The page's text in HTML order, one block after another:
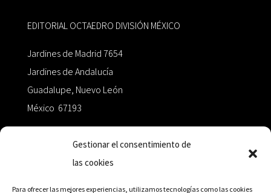
Gestionar el consentimiento de
las cookies
Para ofrecer las mejores experiencias, utilizamos tecnologías como las cookies
EDITORIAL OCTAEDRO DIVISIÓN MÉXICO
Jardines de Madrid 7654
Jardines de Andalucía
Guadalupe, Nuevo León
México 67193
+52 811.499.5638